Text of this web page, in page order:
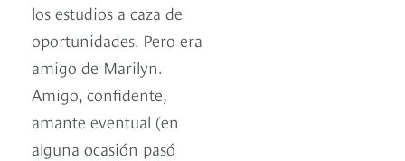
los estudios a caza de
oportunidades. Pero era
amigo de Marilyn.
Amigo, confidente,
amante eventual (en
alguna ocasión pasó